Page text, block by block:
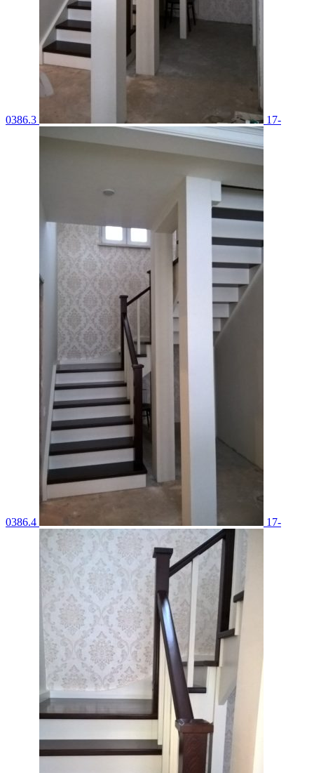
0386.3 17-
0386.4 17-